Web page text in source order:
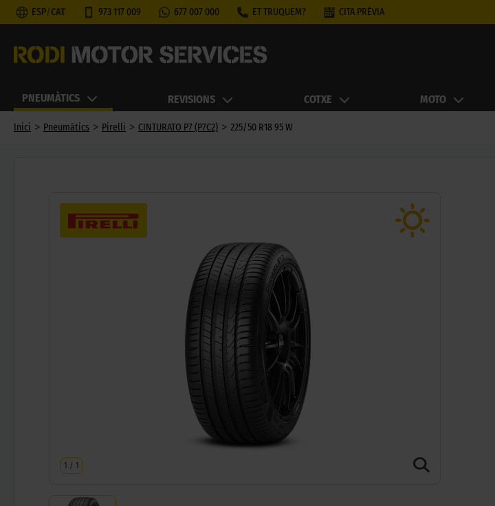
ESP/CAT 973 117 009 677 007 000 ET TRUQUEM? CITA PRÈVIA
PNEUMÀTICS REVISIONS COTXE MOTO
Inici > Pneumàtics > Pirelli > CINTURATO P7 (P7C2) > 225/50 R18 95 W
1 / 1